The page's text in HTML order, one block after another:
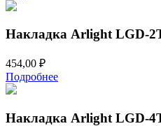
Накладка Arlight LGD-
454,00 ₽
Подробнее
Накладка Arlight LGD-